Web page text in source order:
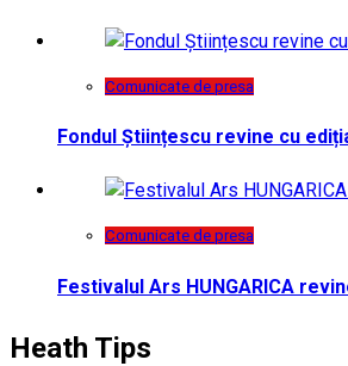
Comunicate de presa
Fondul Științescu revine cu
Comunicate de presa
Festivalul Ars HUNGARICA
Heath Tips